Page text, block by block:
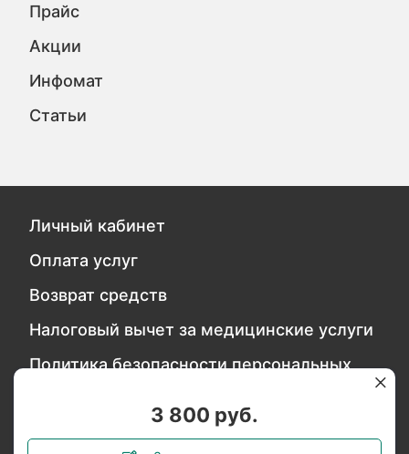
3 800 руб.
Прайс
Акции
Инфомат
Статьи
Личный кабинет
Оплата услуг
Возврат средств
Налоговый вычет за медицинские услуги
Политика безопасности персональных
Обратитесь в службу качества